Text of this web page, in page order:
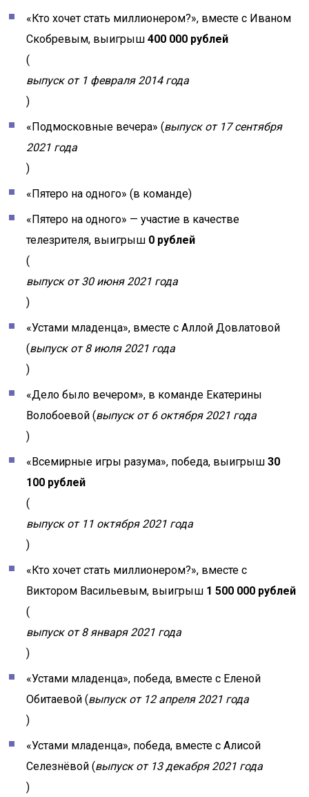
«Кто хочет стать миллионером?», вместе с Иваном
Скобревым, выигрыш400 000 рублей
(
выпуск от 1 февраля 2014 года
)
«Подмосковные вечера» (выпуск от 17 сентября
2021 года
)
«Пятеро на одного» (в команде)
«Пятеро на одного» — участие в качестве
телезрителя, выигрыш 0 рублей
(
выпуск от 30 июня 2021 года
)
«Устами младенца», вместе с Аллой Довлатовой
(выпуск от 8 июля 2021 года
)
«Дело было вечером», в команде Екатерины
Волобоевой (выпуск от 6 октября 2021 года
)
«Всемирные игры разума», победа, выигрыш30
100 рублей
(
выпуск от 11 октября 2021 года
)
«Кто хочет стать миллионером?», вместе с
Виктором Васильевым, выигрыш 1 500 000 рублей
(
выпуск от 8 января 2021 года
)
«Устами младенца», победа, вместе с Еленой
Обитаевой (выпуск от 12 апреля 2021 года
)
«Устами младенца», победа, вместе с Алисой
Селезнёвой (выпуск от 13 декабря 2021 года
)